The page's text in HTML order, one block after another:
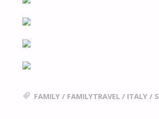
FAMILY/ FAMILYTRAVEL/ ITALY/